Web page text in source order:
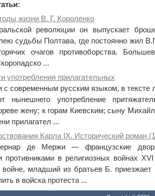
жизни В. Г. Короленко
революции он выпускает
судьбы Полтава, где постоянно жил
очагов противоборства.
...
употребления прилагательных
с современным русским языком, в тексте
нынешнего употребление
жену; к горам Киевским; сыну
прилагател ...
Карла IX. Исторический роман
де Мержи — французские
противниками в религиозных войнах
войне, младший из братьев Б.
в войска протеста ...